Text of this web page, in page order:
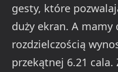
gesty, które
duży ekran. A mamy
rozdzielczością
przekątnej 6.21